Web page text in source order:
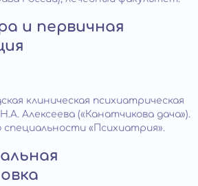
и первичная
клиническая психиатрическая
Алексеева («Канатчикова дача»).
«Психиатрия».